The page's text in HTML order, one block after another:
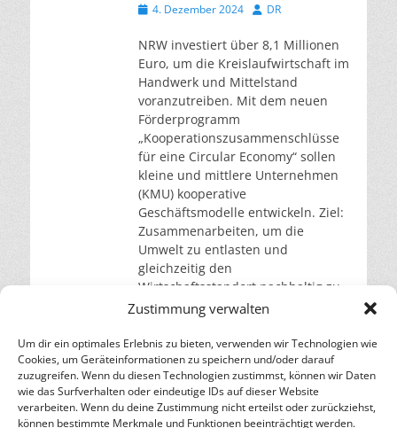
Zustimmung verwalten
Um dir ein optimales Erlebnis zu bieten, verwenden wir Technologien wie
Cookies, um Geräteinformationen zu speichern und/oder darauf
zuzugreifen. Wenn du diesen Technologien zustimmst, können wir Daten
wie das Surfverhalten oder eindeutige IDs auf dieser Website
verarbeiten. Wenn du deine Zustimmung nicht erteilst oder zurückziehst,
können bestimmte Merkmale und Funktionen beeinträchtigt werden.
Veröffentlicht
4. Dezember 2024 Autor
DR
NRW investiert über 8,1 Millionen
Euro, um die Kreislaufwirtschaft im
Handwerk und Mittelstand
voranzutreiben. Mit dem neuen
Förderprogramm
„Kooperationszusammenschlüsse
für eine Circular Economy“ sollen
kleine und mittlere Unternehmen
(KMU) kooperative
Geschäftsmodelle entwickeln. Ziel:
Zusammenarbeiten, um die
Umwelt zu entlasten und
gleichzeitig den
Wirtschaftsstandort nachhaltig zu
stärken. Zusammenarbeit für mehr
Nordrhein-Westfalen fördert mit
weiterlesen…
– Energie für die Zukunft –